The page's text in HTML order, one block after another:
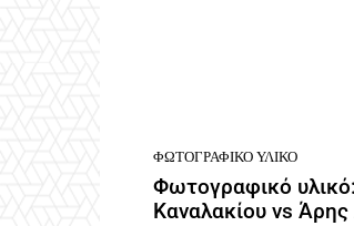
ΦΩΤΟΓΡΑΦΙΚΌ ΥΛΙΚΌ
Φωτογραφικό
Καναλακίου vs